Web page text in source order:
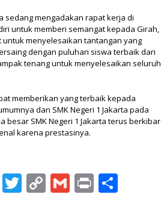
sedang mengadakan rapat kerja di
untuk memberi semangat kepada Girah,
menyelesaikan tantangan yang
dengan puluhan siswa terbaik dari
tenang untuk menyelesaikan seluruh
memberikan yang terbaik kepada
dan SMK Negeri 1 Jakarta pada
besar SMK Negeri 1 Jakarta terus berkibar
karena prestasinya.
LineTwitter
CopyGmail
Print